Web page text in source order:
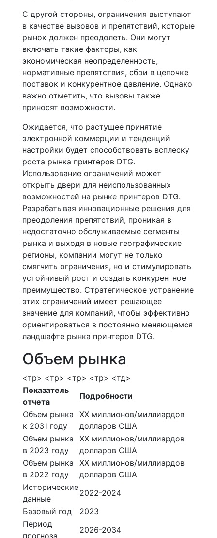
С другой стороны, ограничения выступают
в качестве вызовов и препятствий, которые
рынок должен преодолеть. Они могут
включать такие факторы, как
экономическая неопределенность,
нормативные препятствия, сбои в цепочке
поставок и конкурентное давление. Однако
важно отметить, что вызовы также
приносят возможности.
Ожидается, что растущее принятие
электронной коммерции и тенденций
настройки будет способствовать всплеску
роста рынка принтеров DTG.
Использование ограничений может
открыть двери для неиспользованных
возможностей на рынке принтеров DTG.
Разрабатывая инновационные решения для
преодоления препятствий, проникая в
недостаточно обслуживаемые сегменты
рынка и выходя в новые географические
регионы, компании могут не только
смягчить ограничения, но и стимулировать
устойчивый рост и создать конкурентное
преимущество. Стратегическое устранение
этих ограничений имеет решающее
значение для компаний, чтобы эффективно
ориентироваться в постоянно меняющемся
ландшафте рынка принтеров DTG.
Объем рынка
<тр> <тр> <тр> <тр> <тд>
Показатель
отчета
Подробности
Объем рынка
к 2031 году
ХХ миллионов/миллиардов
долларов США
Объем рынка
в 2023 году
ХХ миллионов/миллиардов
долларов США
Объем рынка
в 2022 году
ХХ миллионов/миллиардов
долларов США
Исторические
данные
2022-2024
Базовый год
2023
Период
прогноза
2026-2034